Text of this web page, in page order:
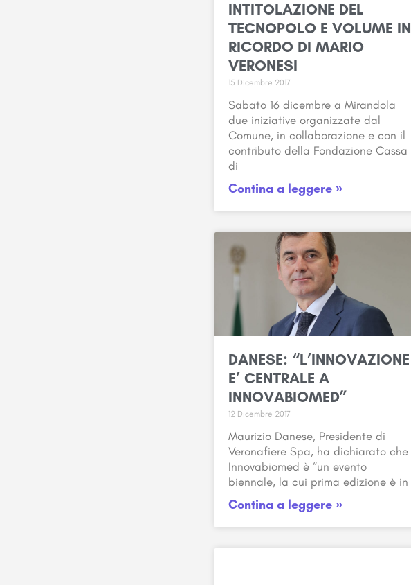
INTITOLAZIONE DEL
TECNOPOLO E VOLUME IN
RICORDO DI MARIO
VERONESI
15 Dicembre 2017
Sabato 16 dicembre a Mirandola
due iniziative organizzate dal
Comune, in collaborazione e con il
contributo della Fondazione Cassa
di
Contina a leggere »
DANESE: “L’INNOVAZIONE
E’ CENTRALE A
INNOVABIOMED”
12 Dicembre 2017
Maurizio Danese, Presidente di
Veronafiere Spa, ha dichiarato che
Innovabiomed è “un evento
biennale, la cui prima edizione è in
Contina a leggere »